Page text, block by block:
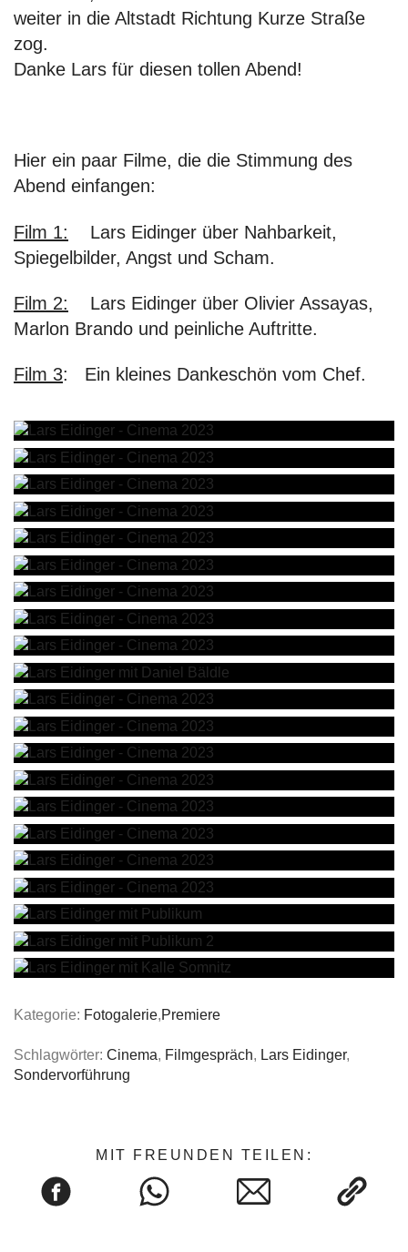
weiter in die Altstadt Richtung Kurze Straße
zog.
Danke Lars für diesen tollen Abend!
Hier ein paar Filme, die die Stimmung des
Abend einfangen:
Film 1: Lars Eidinger über Nahbarkeit,
Spiegelbilder, Angst und Scham.
Film 2: Lars Eidinger über Olivier Assayas,
Marlon Brando und peinliche Auftritte.
Film 3: Ein kleines Dankeschön vom Chef.
Kategorie: Fotogalerie,Premiere
Schlagwörter: Cinema, Filmgespräch, Lars Eidinger,
Sondervorführung
MIT FREUNDEN TEILEN: